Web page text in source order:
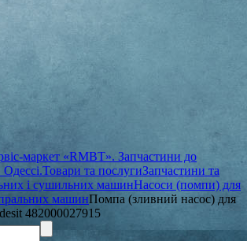
маркет «RMBT». Запчастини до
Одессі.Товари та послугиЗапчастини та
і сушильних машинНасоси (помпи) для
машинПомпа (зливний насос) для
482000027915